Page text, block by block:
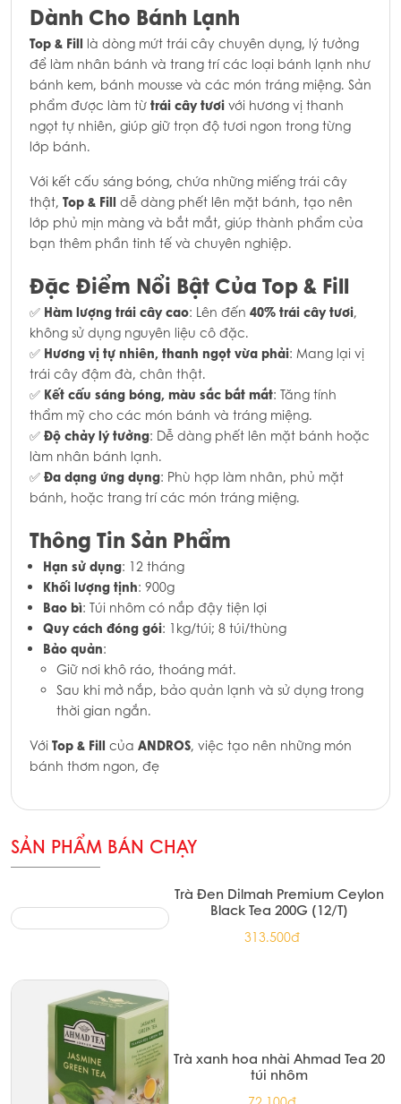
Dành Cho Bánh Lạnh
Top & Fill là dòng mứt trái cây chuyên dụng, lý tưởng
để làm nhân bánh và trang trí các loại bánh lạnh như
bánh kem, bánh mousse và các món tráng miệng. Sản
phẩm được làm từ trái cây tươi với hương vị thanh
ngọt tự nhiên, giúp giữ trọn độ tươi ngon trong từng
lớp bánh.
Với kết cấu sáng bóng, chứa những miếng trái cây
thật, Top & Fill dễ dàng phết lên mặt bánh, tạo nên
lớp phủ mịn màng và bắt mắt, giúp thành phẩm của
bạn thêm phần tinh tế và chuyên nghiệp.
Đặc Điểm Nổi Bật Của Top & Fill
✅ Hàm lượng trái cây cao: Lên đến 40% trái cây tươi,
không sử dụng nguyên liệu cô đặc.
✅ Hương vị tự nhiên, thanh ngọt vừa phải: Mang lại vị
trái cây đậm đà, chân thật.
✅ Kết cấu sáng bóng, màu sắc bắt mắt: Tăng tính
thẩm mỹ cho các món bánh và tráng miệng.
✅ Độ chảy lý tưởng: Dễ dàng phết lên mặt bánh hoặc
làm nhân bánh lạnh.
✅ Đa dạng ứng dụng: Phù hợp làm nhân, phủ mặt
bánh, hoặc trang trí các món tráng miệng.
Thông Tin Sản Phẩm
Hạn sử dụng: 12 tháng
Khối lượng tịnh: 900g
Bao bì: Túi nhôm có nắp đậy tiện lợi
Quy cách đóng gói: 1kg/túi; 8 túi/thùng
Bảo quản:
Giữ nơi khô ráo, thoáng mát.
Sau khi mở nắp, bảo quản lạnh và sử dụng trong
thời gian ngắn.
Với Top & Fill của ANDROS, việc tạo nên những món
bánh thơm ngon, đẹ
SẢN PHẨM BÁN CHẠY
Trà Đen Dilmah Premium Ceylon
Black Tea 200G (12/T)
313.500đ
Trà xanh hoa nhài Ahmad Tea 20
túi nhôm